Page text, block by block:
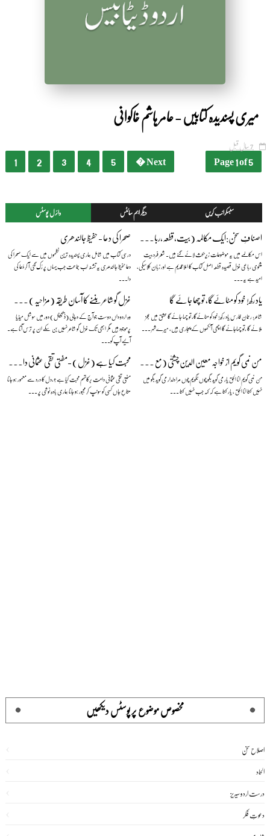
میری پسندیدہ کتابیں - عامر ہاشم خاکوانی
7 سال قبل
Page 1 of 5
1 2 3 4 5 Next �
وائرل پوسٹس دیگر اہم سائٹس سبسکرائب کریں
صحرا کی دعا - حفیظ جالندھری
درسی کتاب میں شامل ہماری پسندیدہ ترین نظموں میں سے ایک صحرا کی
دعا حفیظ جالندھری یہ تشنہ لَب جماعت جب یہاں پر رُک گئی آ کر دُعا کی
دا...
اصنافِ سخن:ایک مکالمہ (بیت،قطعہ،رباعی،غزل) — بیج ناتھ سہائے فگارؔ
اس مکالمے میں یہ موضوعات زیرِ بحث لائے گئے ہیں۔ شعر فرد بیت
مثنوی رباعی غزل قصیدہ قطعہ اصل کتاب کا املا قدیم ہے اور زبان کلاسیکی،
امید ہے یہ...
غزل گو شاعر بننے کا آسان طریقہ (مزاحیہ) — نعمان علی خان
وہ اردو داں دوست جو آج کے دجالی (ڈیجیٹل) دور میں سوشل میڈیا
پرموجود ہیں مگر ابھی تک غزل گو شاعر نہیں بن سکے ان پر ترس آتا ہے۔
آئیے آپ کو...
یاد رکھ! خود کو مٹائےگا، تو چھا جائے گا
شاعر: رحمان فارس یاد رکھ! خود کو مٹائےگا، تو چھا جائے گا عشق میں عجز
ملائے گا ،تو چھاجائے گا اچھی آنکھوں کے پجاری ہیں، میرےشہر ...
محبت کیا ہے (غزل) -مفتی تقی عثمانی دامت برکاتہم
مفتی تقی عثمانی دامت برکاتہم محبت کیا ہے ؟،دل کا درد سے معمور ہو جانا
متاعِ جاں کسی کو سونپ کر مجبور ہو جانا ہماری بادہ نوشی پر ...
من نمی گویم از خواجہ معین الدین چشتیؒ (مع منظوم اردو ترجمہ)
من نمی گویم انا الحق یار می گوید بگو چوں نگویم چوں مرا دلدار می گوید بگو میں
نہیں کہتا انا الحق ، یار کہتا ہے کہ کہہ جب نہیں کہتا ...
مخصوص موضوع پر پوسٹس دیکھیں
اصلاح سخن
الحاد
درست اردو سیریز
دعوتِ فکر